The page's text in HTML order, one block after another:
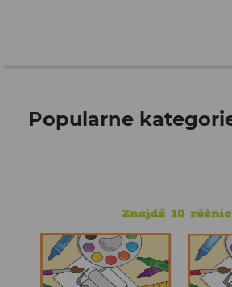
Popularne